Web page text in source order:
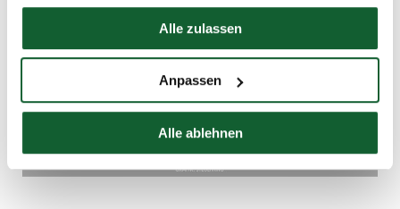
Hier finden Sie unserImpressum
Alle zulassen
Anpassen
Alle ablehnen